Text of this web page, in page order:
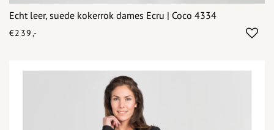
Echt leer, suede kokerrok dames Ecru | Coco 4334
€239,-